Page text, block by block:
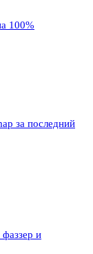
100%
за последний
и